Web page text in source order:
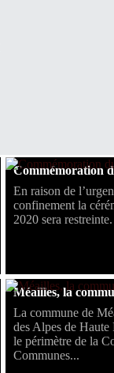
Commémoration
En raison de
confinement la
2020 sera
Méailles, la
La commune de
des Alpes de Haute
le périmètre de la
Communes...